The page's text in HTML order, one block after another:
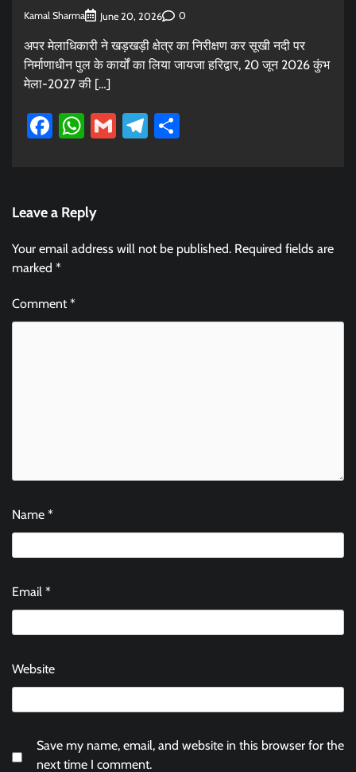
Kamal Sharma June 20, 2026 0
अपर मेलाधिकारी ने खड़खड़ी क्षेत्र का निरीक्षण कर सूखी नदी पर
निर्माणाधीन पुल के कार्यों का लिया जायजा हरिद्वार, 20 जून 2026 कुंभ
मेला-2027 की […]
Facebook
WhatsApp
GmailTelegram
Leave a Reply
Your email address will not be published. Required fields are
marked *
Comment*
Name *
Email *
Website
Save my name, email, and website in this browser for the
next time I comment.